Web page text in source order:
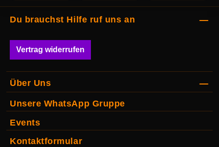
Du brauchst Hilfe ruf uns an
Vertrag widerrufen
Über Uns
Unsere WhatsApp Gruppe
Events
Kontaktformular